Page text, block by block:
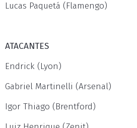
Lucas Paquetá (Flamengo)
ATACANTES
Endrick (Lyon)
Gabriel Martinelli (Arsenal)
Igor Thiago (Brentford)